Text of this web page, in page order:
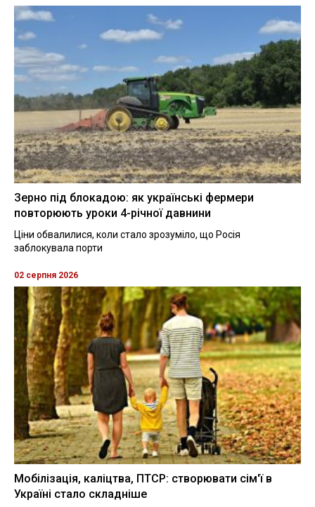
Зерно під блокадою: як українські фермери
повторюють уроки 4-річної давнини
Ціни обвалилися, коли стало зрозуміло, що Росія
заблокувала порти
02 серпня 2026
Мобілізація, каліцтва, ПТСР: створювати сім'ї в
Україні стало складніше